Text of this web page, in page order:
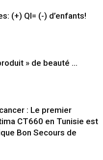
(+) QI= (-) d’enfants!
» de beauté …
: Le premier
CT660 en Tunisie est
Bon Secours de